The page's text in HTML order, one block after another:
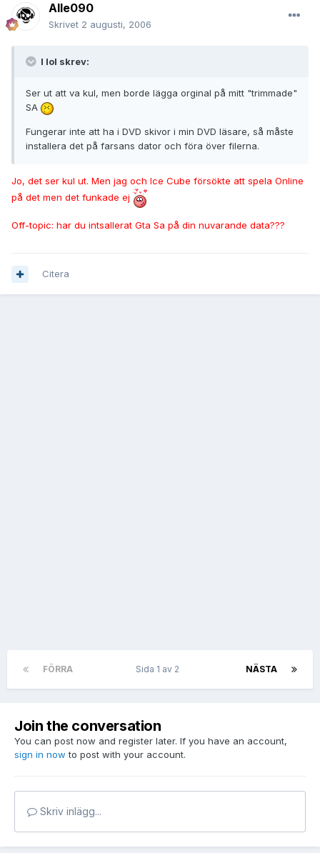
Alle090
Skrivet 2 augusti, 2006
I lol skrev:
Ser ut att va kul, men borde lägga orginal på mitt "trimmade"
SA
Fungerar inte att ha i DVD skivor i min DVD läsare, så måste
installera det på farsans dator och föra över filerna.
Jo, det ser kul ut. Men jag och Ice Cube försökte att spela Online
på det men det funkade ej
Off-topic: har du intsallerat Gta Sa på din nuvarande data???
Citera
FÖRRA NÄSTA
Sida 1 av 2
Join the conversation
You can post now and register later. If you have an account,
sign in now to post with your account.
Skriv inlägg...